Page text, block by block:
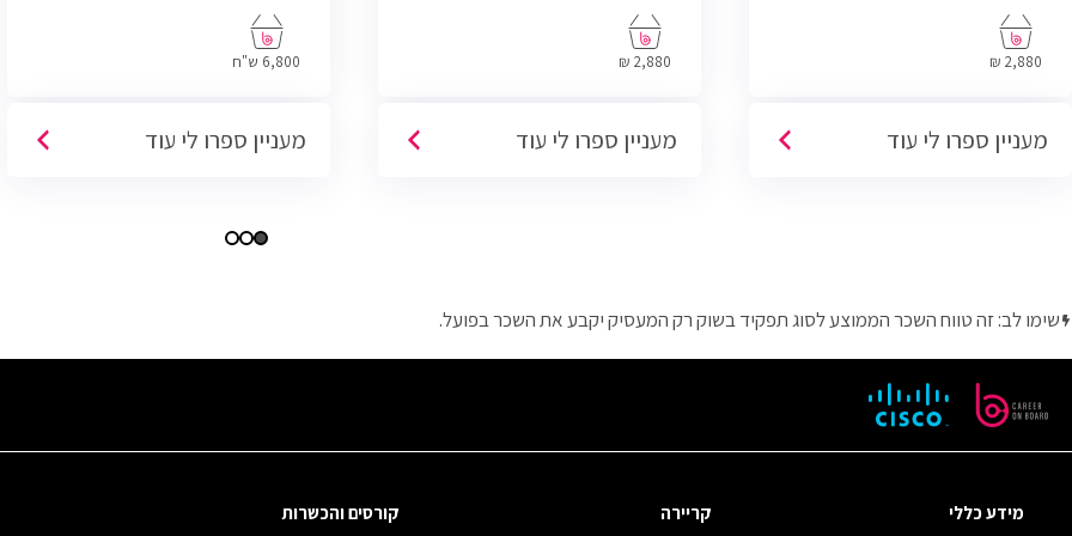
שתוכל להתחיל לעבוד במשרות בתחום ה-
IT, Helpdesk, System, Network ו-Cyber.
2,880 ₪
מעניין ספרו לי עוד
2,880 ₪
מעניין ספרו לי עוד
6,800 ש"ח
מעניין ספרו לי עוד
שימו לב: זה טווח השכר הממוצע לסוג תפקיד בשוק רק המעסיק יקבע את השכר בפועל.
מידע כללי קריירה קורסים והכשרות